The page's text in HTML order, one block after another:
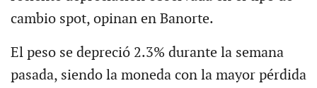
cambio spot, opinan en Banorte.
El peso se depreció 2.3% durante la semana
pasada, siendo la moneda con la mayor pérdida